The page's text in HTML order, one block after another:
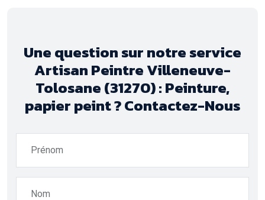
Une question sur notre service
Artisan Peintre Villeneuve-
Tolosane (31270) : Peinture,
papier peint ? Contactez-Nous
Prénom
Nom